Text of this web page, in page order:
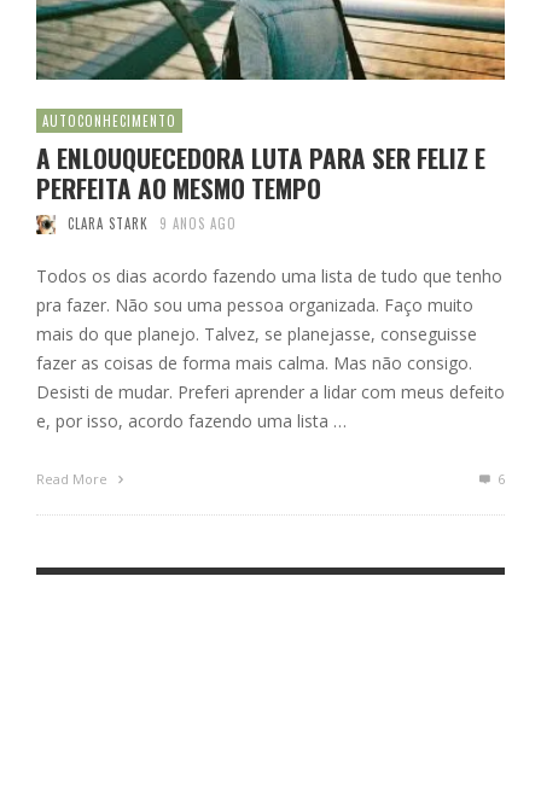
AUTOCONHECIMENTO
A ENLOUQUECEDORA LUTA PARA SER FELIZ E
PERFEITA AO MESMO TEMPO
CLARA STARK 9 ANOS AGO
Todos os dias acordo fazendo uma lista de tudo que tenho
pra fazer. Não sou uma pessoa organizada. Faço muito
mais do que planejo. Talvez, se planejasse, conseguisse
fazer as coisas de forma mais calma. Mas não consigo.
Desisti de mudar. Preferi aprender a lidar com meus defeito
e, por isso, acordo fazendo uma lista …
Read More 6